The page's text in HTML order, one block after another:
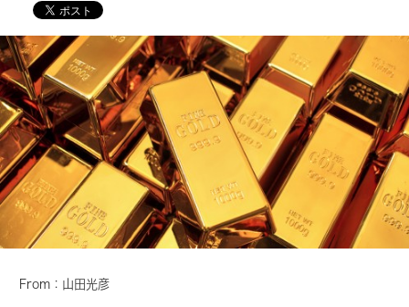
From：山田光彦